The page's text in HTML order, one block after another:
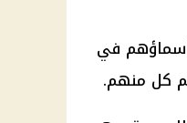
مصريًا، وردت أسماؤهم في
كل منهم.